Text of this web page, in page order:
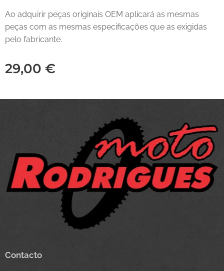
Ao adquirir peças originais OEM aplicará as mesmas
peças com as mesmas especificações que as exigidas
pelo fabricante.
29,00 €
Contacto